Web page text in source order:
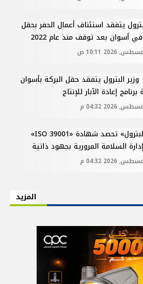
يتفقد استئناف أعمال الحفر بحقل
أسوان بعد توقف منذ عام 2022
البترول يتفقد حقل البركة بأسوان
برنامج إعادة الآبار للإنتاج
النيل للبترول» تحصد شهادة «ISO 39001»
السلامة المرورية بجهود ذاتية
المزيد